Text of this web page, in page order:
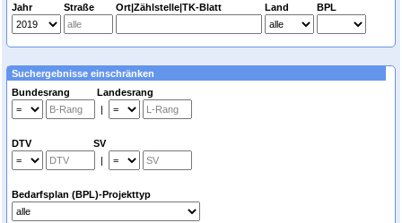
Jahr
Straße Ort|Zählstelle|TK-Blatt Land BPL
Suchergebnisse einschränken
Bundesrang Landesrang
|
DTV SV
|
Bedarfsplan (BPL)-Projekttyp